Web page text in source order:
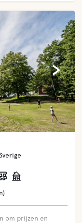
›
om prijzen en